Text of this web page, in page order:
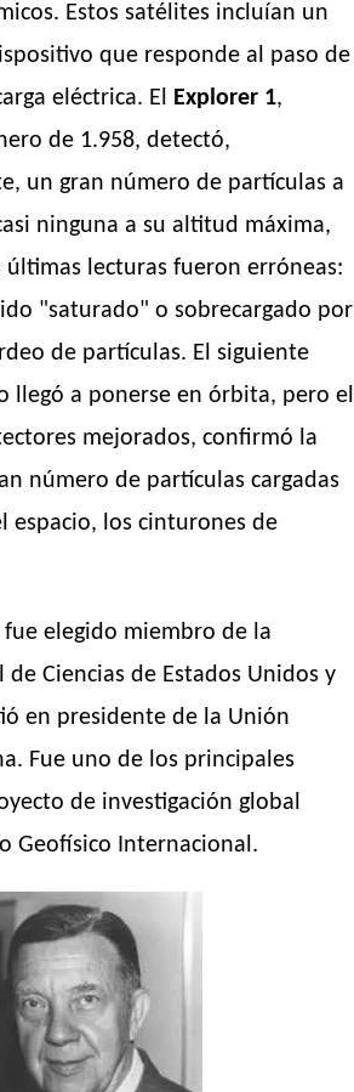
Estos satélites incluían un
que responde al paso de
eléctrica. El Explorer 1,
de 1.958, detectó,
un gran número de partículas a
ninguna a su altitud máxima,
últimas lecturas fueron erróneas:
"saturado" o sobrecargado por
de partículas. El siguiente
llegó a ponerse en órbita, pero el
mejorados, confirmó la
número de partículas cargadas
espacio, los cinturones de
fue elegido miembro de la
de Ciencias de Estados Unidos y
en presidente de la Unión
Fue uno de los principales
de investigación global
Geofísico Internacional.